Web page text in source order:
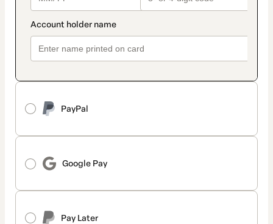
PayPal
Google Pay
Pay Later